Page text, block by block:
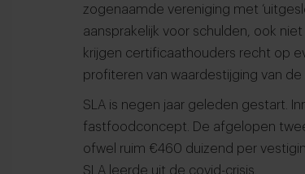
zogenaamde vereniging met
aansprakelijk voor schulden, ook
krijgen certificaathouders recht op
profiteren van waardestijging van
SLA is negen jaar geleden gestart.
fastfoodconcept. De afgelopen
ofwel ruim €460 duizend per
SLA leerde uit de covid-crisis.